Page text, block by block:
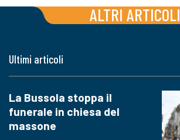
ALTRI ARTICOLI
Ultimi articoli
La Bussola stoppa il
funerale in chiesa del
massone